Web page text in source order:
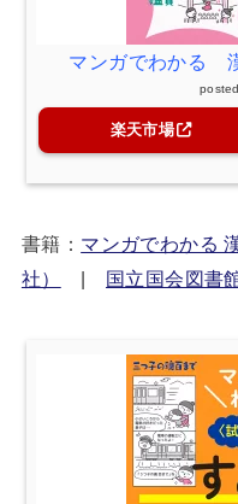
マンガでわかる
楽天市場
書籍： マンガでわかる
社）
| 国立国会図書